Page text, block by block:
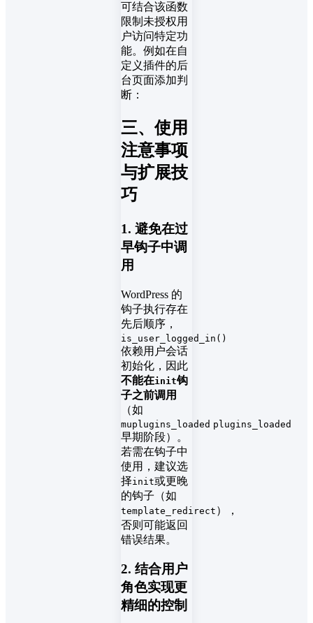
可结合该函数
限制未授权用
户访问特定功
能。例如在自
定义插件的后
台页面添加判
断：
三、使用
注意事项
与扩展技
巧
1. 避免在过
早钩子中调
用
WordPress 的
钩子执行存在
先后顺序，
is_user_logged_in()
依赖用户会话
初始化，因此
不能在init钩
子之前调用
（如
muplugins_loaded plugins_loaded
早期阶段）。
若需在钩子中
使用，建议选
择init或更晚
的钩子（如
template_redirect ），
否则可能返回
错误结果。
2. 结合用户
角色实现更
精细的控制